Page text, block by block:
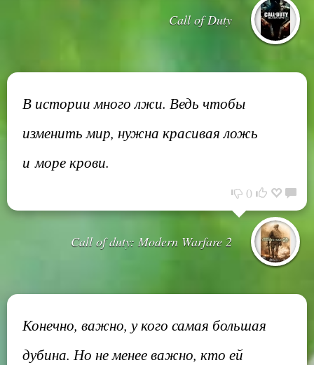
Call of Duty
В истории много лжи. Ведь чтобы
изменить мир, нужна красивая ложь
и море крови.
0
Call of duty: Modern Warfare 2
Конечно, важно, у кого самая большая
дубина. Но не менее важно, кто ей